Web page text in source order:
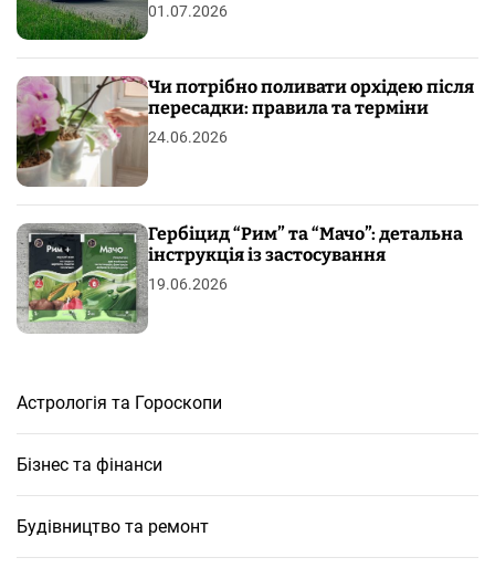
01.07.2026
Чи потрібно поливати орхідею після
пересадки: правила та терміни
24.06.2026
Гербіцид “Рим” та “Мачо”: детальна
інструкція із застосування
19.06.2026
Астрологія та Гороскопи
Бізнес та фінанси
Будівництво та ремонт